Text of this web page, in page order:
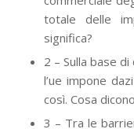
totale delle
significa?
2 – Sulla base
l’ue impone
così. Cosa
3 – Tra le